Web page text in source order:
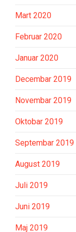
Mart 2020
Februar 2020
Januar 2020
Decembar 2019
Novembar 2019
Oktobar 2019
Septembar 2019
August 2019
Juli 2019
Juni 2019
Maj 2019